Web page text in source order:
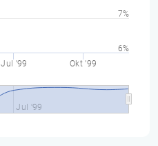
Jul '99 Okt '99
Jul '99
6%
7%